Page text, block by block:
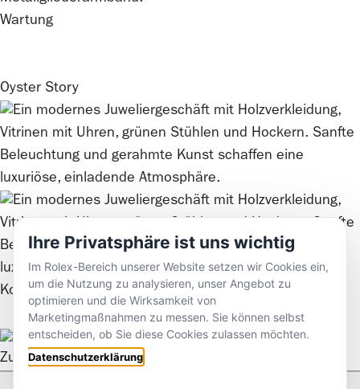
Wartung
Oyster Story
Kontaktieren Sie uns
Zurück nach oben
Ihre Privatsphäre ist uns wichtig
Im Rolex-Bereich unserer Website setzen wir Cookies ein,
um die Nutzung zu analysieren, unser Angebot zu
optimieren und die Wirksamkeit von
Marketingmaßnahmen zu messen. Sie können selbst
entscheiden, ob Sie diese Cookies zulassen möchten.
Datenschutzerklärung